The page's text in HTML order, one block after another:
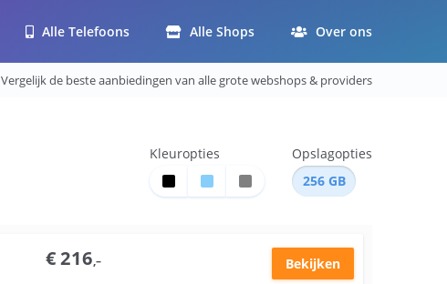
Alle Telefoons Alle Shops Over ons
Vergelijk de beste aanbiedingen van alle grote webshops & providers
Kleuropties
Opslagopties
256 GB
€216,– Bekijken